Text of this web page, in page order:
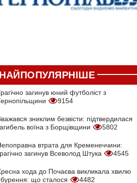
загинув юний футболіст з
9154
зниклим безвісти: підтвердилася
воїна з Борщівщини
5802
втрата для Кременеччини:
загинув Всеволод Штука
4545
хода до Почаєва викликала хвилю
що сталося
4482